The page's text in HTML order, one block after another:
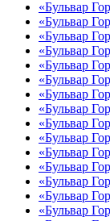
«Бульвар
«Бульвар
«Бульвар
«Бульвар
«Бульвар
«Бульвар
«Бульвар
«Бульвар
«Бульвар
«Бульвар
«Бульвар
«Бульвар
«Бульвар
«Бульвар
«Бульвар